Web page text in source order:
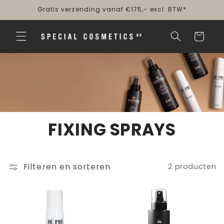
naar de
content
Gratis verzending vanaf €175,- excl. BTW*
Winkelwagen
FIXING SPRAYS
Filteren en sorteren 2 producten